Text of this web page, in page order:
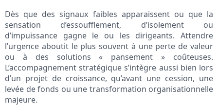
Dès que des signaux faibles apparaissent ou que la
sensation d’essoufflement, d’isolement ou
d’impuissance gagne le ou les dirigeants. Attendre
l’urgence aboutit le plus souvent à une perte de valeur
ou à des solutions « pansement » coûteuses.
L’accompagnement stratégique s’intègre aussi bien lors
d’un projet de croissance, qu’avant une cession, une
levée de fonds ou une transformation organisationnelle
majeure.